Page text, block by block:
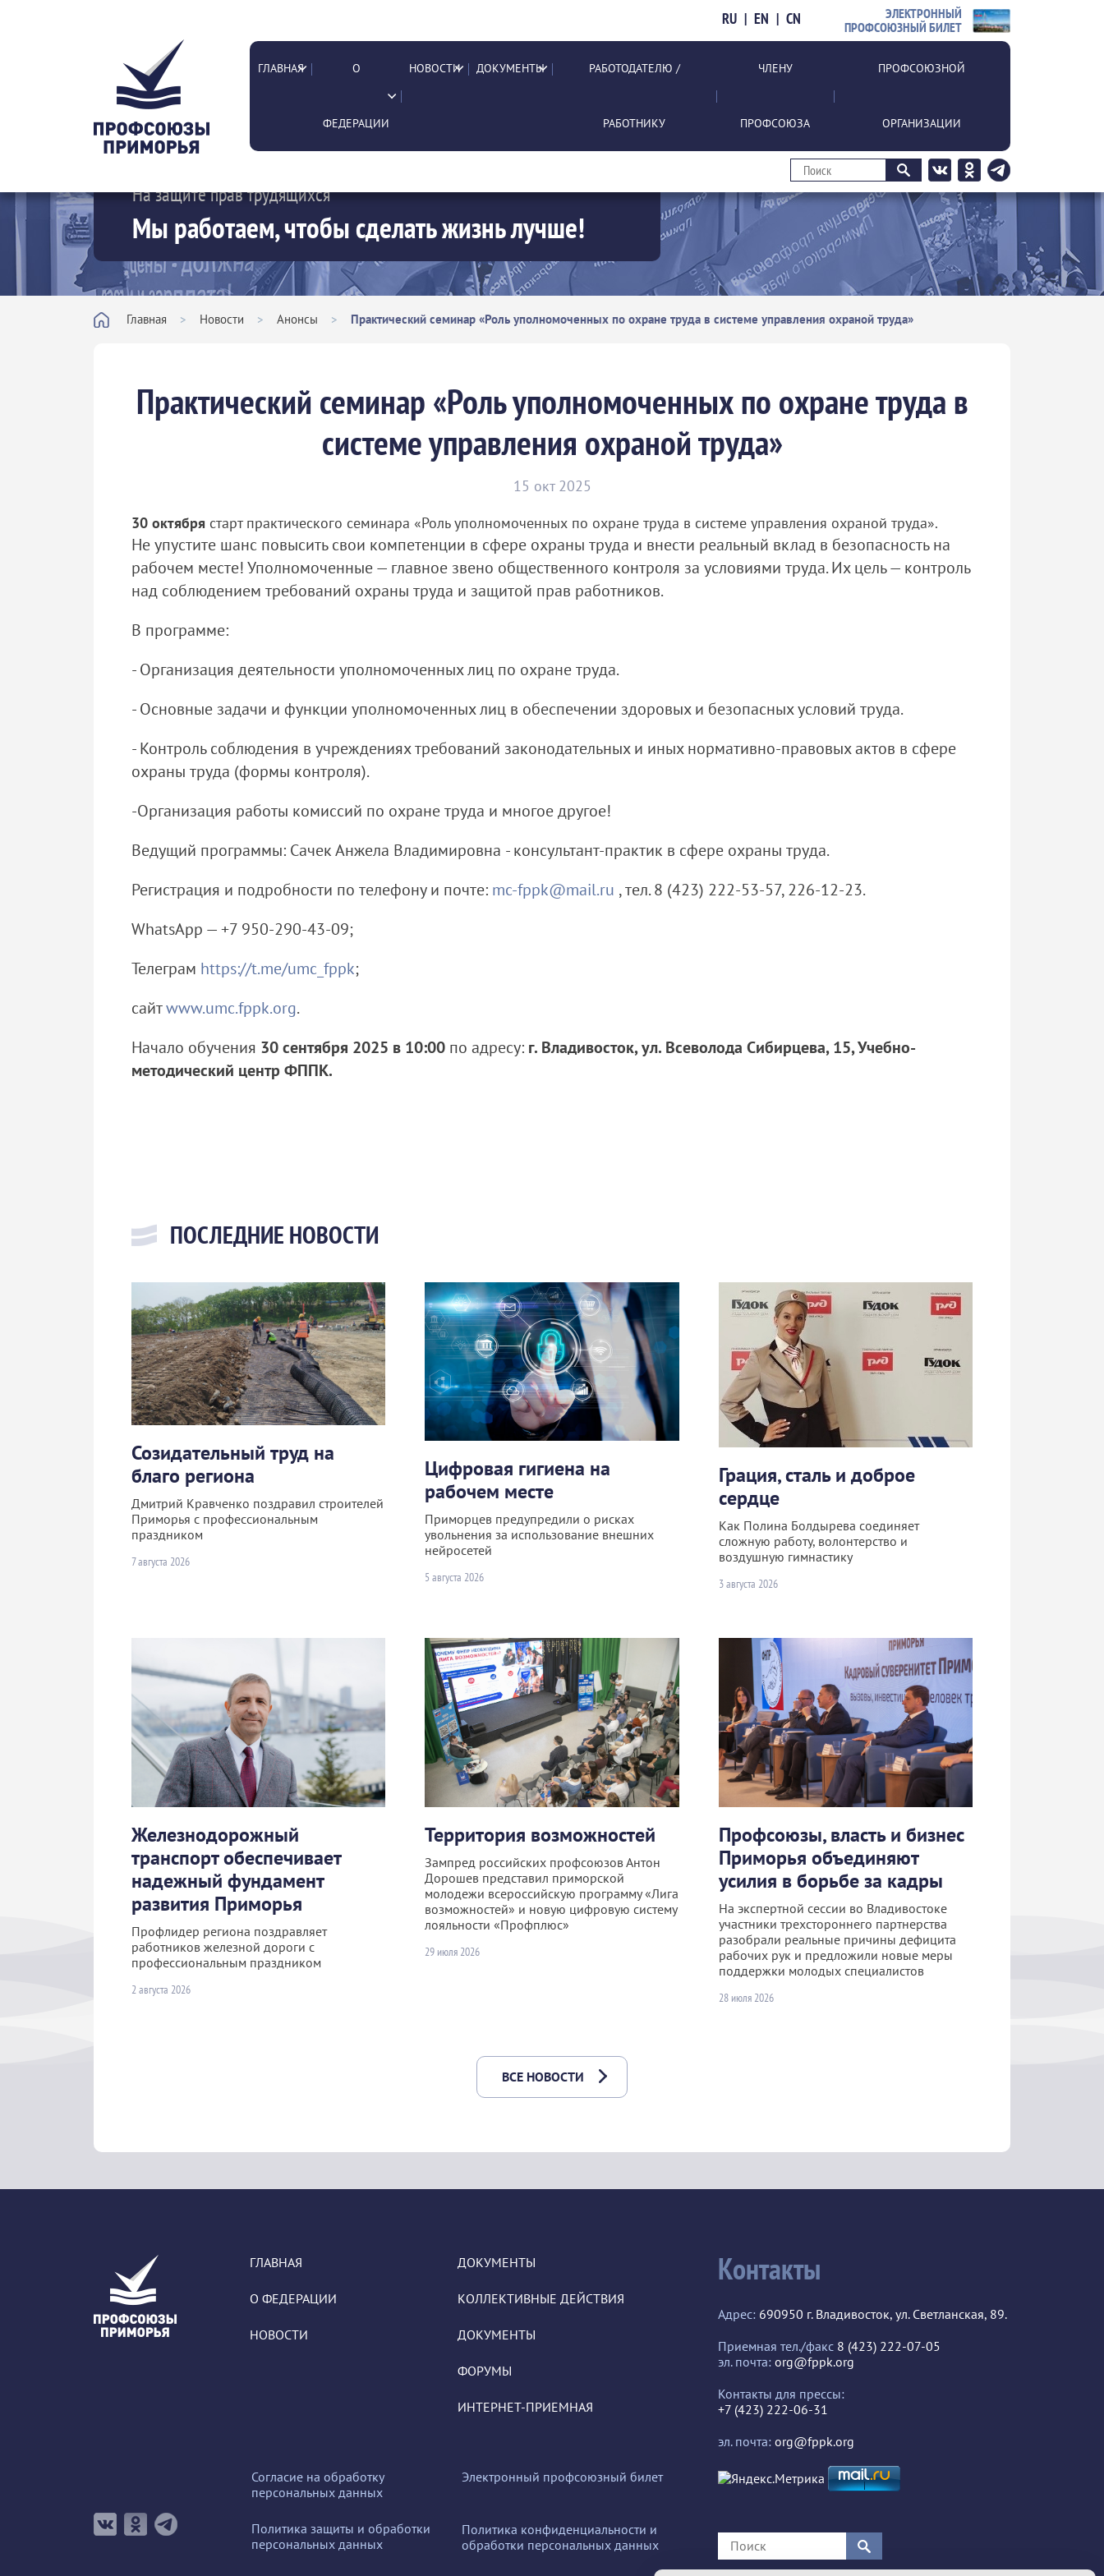
RU | EN | CN
ЭЛЕКТРОННЫЙ
ПРОФСОЮЗНЫЙ БИЛЕТ
ГЛАВНАЯ О
ФЕДЕРАЦИИ
НОВОСТИ ДОКУМЕНТЫ РАБОТОДАТЕЛЮ /
РАБОТНИКУ
ЧЛЕНУ
ПРОФСОЮЗА
ПРОФСОЮЗНОЙ
ОРГАНИЗАЦИИ
На защите прав трудящихся
Мы работаем, чтобы сделать жизнь лучше!
Главная > Новости > Анонсы > Практический семинар «Роль уполномоченных по охране труда в системе управления охраной труда»
Практический семинар «Роль уполномоченных по охране труда в
системе управления охраной труда»
15 окт 2025
30 октября старт практического семинара «Роль уполномоченных по охране труда в системе управления охраной труда».
Не упустите шанс повысить свои компетенции в сфере охраны труда и внести реальный вклад в безопасность на
рабочем месте! Уполномоченные — главное звено общественного контроля за условиями труда. Их цель — контроль
над соблюдением требований охраны труда и защитой прав работников.
В программе:
- Организация деятельности уполномоченных лиц по охране труда.
- Основные задачи и функции уполномоченных лиц в обеспечении здоровых и безопасных условий труда.
- Контроль соблюдения в учреждениях требований законодательных и иных нормативно-правовых актов в сфере
охраны труда (формы контроля).
-Организация работы комиссий по охране труда и многое другое!
Ведущий программы: Сачек Анжела Владимировна - консультант-практик в сфере охраны труда.
Регистрация и подробности по телефону и почте: mc-fppk@mail.ru , тел. 8 (423) 222-53-57, 226-12-23.
WhatsApp — +7 950-290-43-09;
Телеграм https://t.me/umc_fppk;
сайтwww.umc.fppk.org.
Начало обучения 30 сентября 2025 в 10:00 по адресу: г. Владивосток, ул. Всеволода Сибирцева, 15, Учебно-
методический центр ФППК.
ПОСЛЕДНИЕ НОВОСТИ
Созидательный труд на
благо региона
Дмитрий Кравченко поздравил строителей
Приморья с профессиональным
праздником
7 августа 2026
Цифровая гигиена на
рабочем месте
Приморцев предупредили о рисках
увольнения за использование внешних
нейросетей
5 августа 2026
Грация, сталь и доброе
сердце
Как Полина Болдырева соединяет
сложную работу, волонтерство и
воздушную гимнастику
3 августа 2026
Железнодорожный
транспорт обеспечивает
надежный фундамент
развития Приморья
Профлидер региона поздравляет
работников железной дороги с
профессиональным праздником
2 августа 2026
Территория возможностей
Зампред российских профсоюзов Антон
Дорошев представил приморской
молодежи всероссийскую программу «Лига
возможностей» и новую цифровую систему
лояльности «Профплюс»
29 июля 2026
Профсоюзы, власть и бизнес
Приморья объединяют
усилия в борьбе за кадры
На экспертной сессии во Владивостоке
участники трехстороннего партнерства
разобрали реальные причины дефицита
рабочих рук и предложили новые меры
поддержки молодых специалистов
28 июля 2026
ВСЕ НОВОСТИ
ГЛАВНАЯ
О ФЕДЕРАЦИИ
НОВОСТИ
ДОКУМЕНТЫ
КОЛЛЕКТИВНЫЕ ДЕЙСТВИЯ
ДОКУМЕНТЫ
ФОРУМЫ
ИНТЕРНЕТ-ПРИЕМНАЯ
Контакты
Адрес: 690950 г. Владивосток, ул. Светланская, 89.
Приемная тел./факс 8 (423) 222-07-05
эл. почта: org@fppk.org
Контакты для прессы:
+7 (423) 222-06-31
эл. почта: org@fppk.org
Согласие на обработку
персональных данных
Политика защиты и обработки
персональных данных
Электронный профсоюзный билет
Политика конфиденциальности и
обработки персональных данных